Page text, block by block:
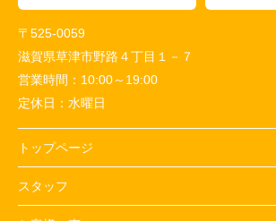
〒525-0059
滋賀県草津市野路４丁目１－７
営業時間： 10:00～19:00
定休日： 水曜日
トップページ
スタッフ